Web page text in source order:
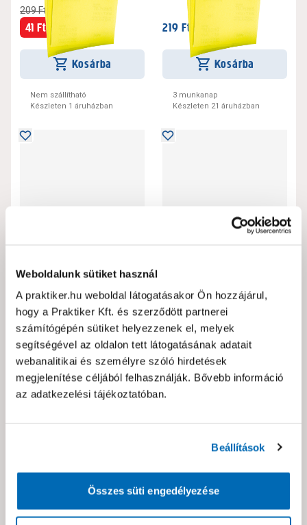
Weboldalunk sütiket használ
A praktiker.hu weboldal látogatásakor Ön hozzájárul,
hogy a Praktiker Kft. és szerződött partnerei
számítógépén sütiket helyezzenek el, melyek
segítségével az oldalon tett látogatásának adatait
webanalitikai és személyre szóló hirdetések
megjelenítése céljából felhasználják. Bővebb információ
az adatkezelési tájékoztatóban.
Beállítások
Összes süti engedélyezése
209 Ft
41 Ft / darab
Kosárba
Nem szállítható
Készleten 1 áruházban
219 Ft / darab
Kosárba
3 munkanap
Készleten 21 áruházban
p150,csiszolóvászon lap
417293 0
429 Ft /darab
Kosárba
5 munkanap
230x280mm
417371
219 Ft /darab
Kosárba